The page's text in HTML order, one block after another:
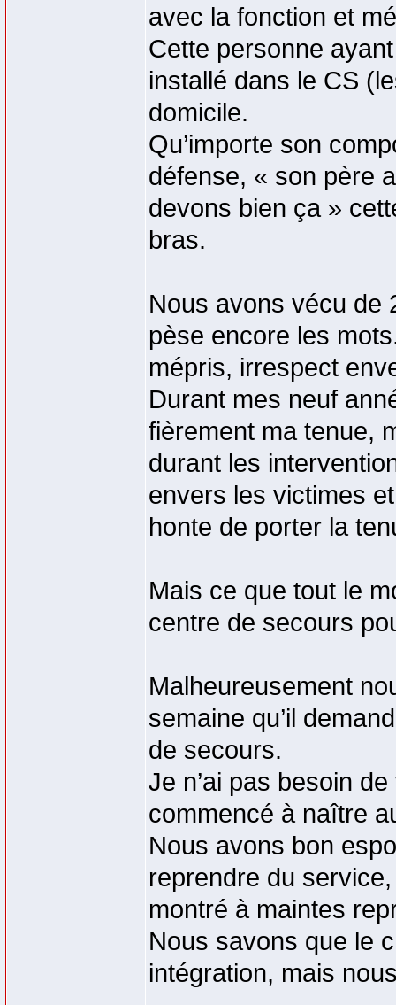
avec la fonction et
Cette personne
installé dans le CS
domicile.
Qu’importe son
défense, « son père
devons bien ça »
bras.
Nous avons vécu de
pèse encore les
mépris, irrespect
Durant mes neuf
fièrement ma tenue,
durant les
envers les victimes
honte de porter la
Mais ce que tout le
centre de secours
Malheureusement
semaine qu’il
de secours.
Je n’ai pas besoin
commencé à naître
Nous avons bon
reprendre du
montré à maintes
Nous savons que le
intégration, mais